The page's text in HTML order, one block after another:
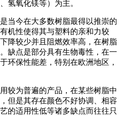
氢氧化镁等）为主。
今在大多数树脂最得以推崇的
机性使得其与塑料的亲和力较
降较少并且阻燃效率高，在树脂
缺点是部分具有生物毒性，在一
环保性能差，特别在欧洲地区，
为普遍的产品，在某些树脂中
但是其存在颜色不好协调、相容
的适用性低等诸多缺点而往往只